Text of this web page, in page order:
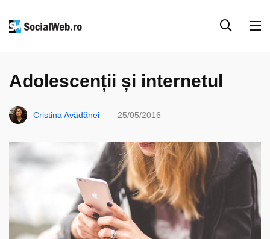
Adolescenții și internetul
Cristina Avădănei 25/05/2016